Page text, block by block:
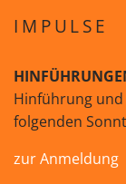
IMPULSE
Hinführung und
folgenden
zur Anmeldung